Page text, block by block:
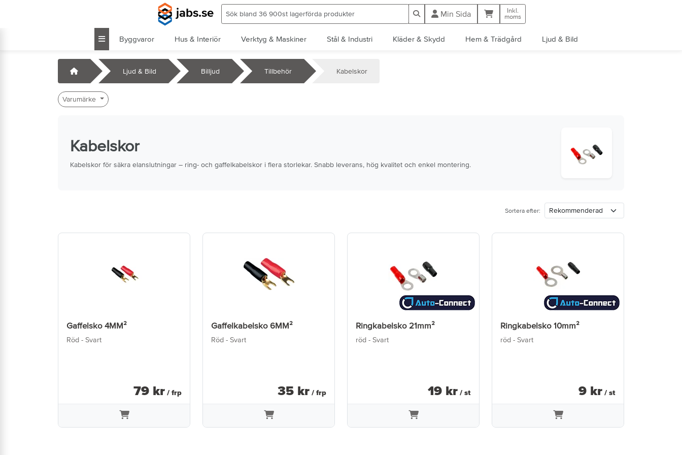
jabs.se Min Sida Kundvagn
Inkl.
moms
Byggvaror Hus & Interiör Verktyg & Maskiner Stål & Industri Kläder & Skydd Hem & Trädgård Ljud & Bild
Startsida Ljud & Bild Billjud Tillbehör Kabelskor
Varumärke
Kabelskor
Kabelskor för säkra elanslutningar – ring- och gaffelkabelskor i flera storlekar. Snabb leverans, hög kvalitet och enkel montering.
Sortera efter:
Gaffelsko 4MM²
Röd - Svart
79 kr / frp
Gaffelkabelsko 6MM²
Röd - Svart
35 kr / frp
Ringkabelsko 21mm²
röd - Svart
19 kr / st
Ringkabelsko 10mm²
röd - Svart
9 kr / st